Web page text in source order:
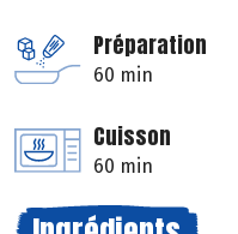
Préparation
60 min
Cuisson
60 min